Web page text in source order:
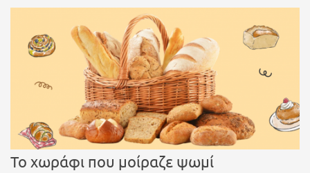
Το χωράφι που μοίραζε ψωμί